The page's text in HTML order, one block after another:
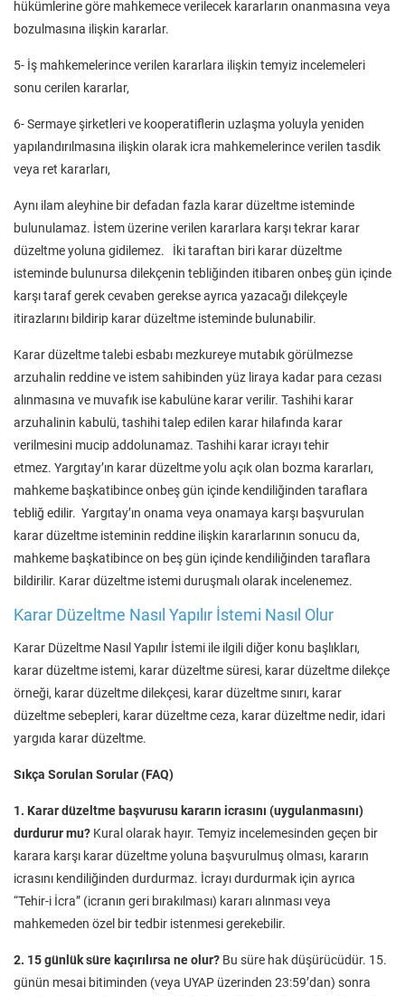
hükümlerine göre mahkemece verilecek kararların onanmasına veya
bozulmasına ilişkin kararlar.
5- İş mahkemelerince verilen kararlara ilişkin temyiz incelemeleri
sonu cerilen kararlar,
6- Sermaye şirketleri ve kooperatiflerin uzlaşma yoluyla yeniden
yapılandırılmasına ilişkin olarak icra mahkemelerince verilen tasdik
veya ret kararları,
Aynı ilam aleyhine bir defadan fazla karar düzeltme isteminde
bulunulamaz. İstem üzerine verilen kararlara karşı tekrar karar
düzeltme yoluna gidilemez. İki taraftan biri karar düzeltme
isteminde bulunursa dilekçenin tebliğinden itibaren onbeş gün içinde
karşı taraf gerek cevaben gerekse ayrıca yazacağı dilekçeyle
itirazlarını bildirip karar düzeltme isteminde bulunabilir.
Karar düzeltme talebi esbabı mezkureye mutabık görülmezse
arzuhalin reddine ve istem sahibinden yüz liraya kadar para cezası
alınmasına ve muvafık ise kabulüne karar verilir. Tashihi karar
arzuhalinin kabulü, tashihi talep edilen karar hilafında karar
verilmesini mucip addolunamaz. Tashihi karar icrayı tehir
etmez. Yargıtay’ın karar düzeltme yolu açık olan bozma kararları,
mahkeme başkatibince onbeş gün içinde kendiliğinden taraflara
tebliğ edilir. Yargıtay’ın onama veya onamaya karşı başvurulan
karar düzeltme isteminin reddine ilişkin kararlarının sonucu da,
mahkeme başkatibince on beş gün içinde kendiliğinden taraflara
bildirilir. Karar düzeltme istemi duruşmalı olarak incelenemez.
Karar Düzeltme Nasıl Yapılır İstemi Nasıl Olur
Karar Düzeltme Nasıl Yapılır İstemi ile ilgili diğer konu başlıkları,
karar düzeltme istemi, karar düzeltme süresi, karar düzeltme dilekçe
örneği, karar düzeltme dilekçesi, karar düzeltme sınırı, karar
düzeltme sebepleri, karar düzeltme ceza, karar düzeltme nedir, idari
yargıda karar düzeltme.
Sıkça Sorulan Sorular (FAQ)
1. Karar düzeltme başvurusu kararın icrasını (uygulanmasını)
durdurur mu? Kural olarak hayır. Temyiz incelemesinden geçen bir
karara karşı karar düzeltme yoluna başvurulmuş olması, kararın
icrasını kendiliğinden durdurmaz. İcrayı durdurmak için ayrıca
“Tehir-i İcra” (icranın geri bırakılması) kararı alınması veya
mahkemeden özel bir tedbir istenmesi gerekebilir.
2. 15 günlük süre kaçırılırsa ne olur? Bu süre hak düşürücüdür. 15.
günün mesai bitiminden (veya UYAP üzerinden 23:59’dan) sonra